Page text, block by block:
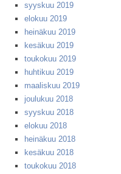
syyskuu 2019
elokuu 2019
heinäkuu 2019
kesäkuu 2019
toukokuu 2019
huhtikuu 2019
maaliskuu 2019
joulukuu 2018
syyskuu 2018
elokuu 2018
heinäkuu 2018
kesäkuu 2018
toukokuu 2018